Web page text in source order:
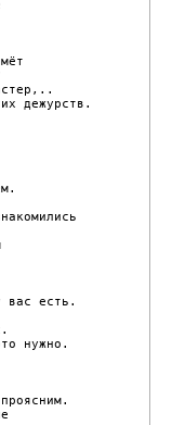
дежурств.
вас есть.
нужно.